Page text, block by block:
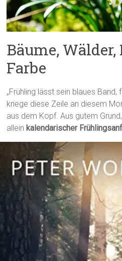
Bäume, Wälder,
Farbe
„Frühling lässt sein blaues
kriege diese Zeile an diesem
aus dem Kopf. Aus gutem
allein kalendarischer